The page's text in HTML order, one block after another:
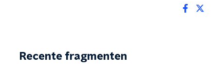
Recente fragmenten